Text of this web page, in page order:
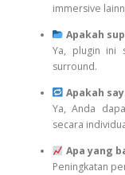
immersive
Apakah
Ya, plugin ini
surround.
Apakah
Ya, Anda
secara
Apa yang
Peningkatan